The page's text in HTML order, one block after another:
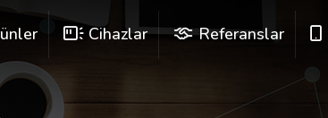
Cihazlar Referanslar